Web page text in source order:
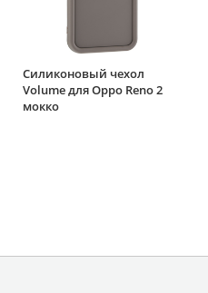
Силиконовый чехол
Volume для Oppo Reno 2
мокко